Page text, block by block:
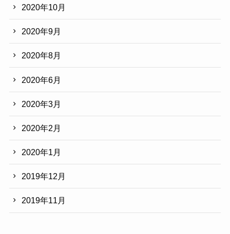
2020年10月
2020年9月
2020年8月
2020年6月
2020年3月
2020年2月
2020年1月
2019年12月
2019年11月